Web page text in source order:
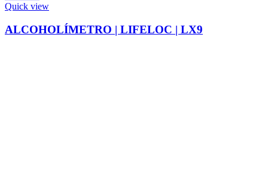
Quick view
ALCOHOLÍMETRO | LIFELOC | LX9